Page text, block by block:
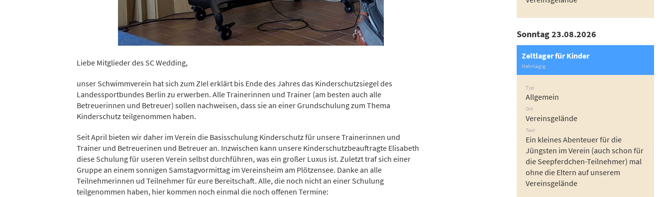
Liebe Mitglieder des SC Wedding,
unser Schwimmverein hat sich zum ZIel erklärt bis Ende des Jahres das Kinderschutzsiegel des
Landessportbundes Berlin zu erwerben. Alle Trainerinnen und Trainer (am besten auch alle
Betreuerinnen und Betreuer) sollen nachweisen, dass sie an einer Grundschulung zum Thema
Kinderschutz teilgenommen haben.
Seit April bieten wir daher im Verein die Basisschulung Kinderschutz für unsere Trainerinnen und
Trainer und Betreuerinen und Betreuer an. Inzwischen kann unsere Kinderschutzbeauftragte Elisabeth
diese Schulung für useren Verein selbst durchführen, was ein großer Luxus ist. Zuletzt traf sich einer
Gruppe an einem sonnigen Samstagvormittag im Vereinsheim am Plötzensee. Danke an alle
Teilnehmerinnen ud Teilnehmer für eure Bereitschaft. Alle, die noch nicht an einer Schulung
teilgenommen haben, hier kommen noch einmal die noch offenen Termine:
Sonntag 23.08.2026
Zeltlager für Kinder
Mehrtägig
Typ
Allgemein
Ort
Vereinsgelände
Text
Ein kleines Abenteuer für die
Jüngsten im Verein (auch schon für
die Seepferdchen-Teilnehmer) mal
ohne die Eltern auf unserem
Vereinsgelände